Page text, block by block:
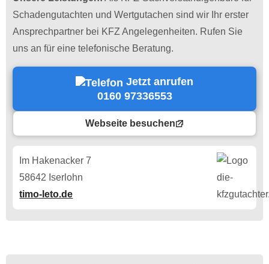
Schadengutachten und Wertgutachen sind wir Ihr erster
Ansprechpartner bei KFZ Angelegenheiten. Rufen Sie
uns an für eine telefonische Beratung.
Jetzt anrufen
0160 97336553
Webseite besuchen
Im Hakenacker 7
58642 Iserlohn
timo-leto.de